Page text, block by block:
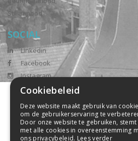
Stil aanbod
SOCIAL
Linkedin
Facebook
Instagram
Cookiebeleid
Deze website maakt gebruik van
om de gebruikerservaring te
Door onze website te gebruiken, stemt
met alle cookies in overeenstemming
ons privacybeleid. Lees verder